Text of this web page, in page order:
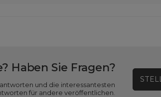
Haben Sie Fragen?
und die interessantesten
für andere veröffentlichen.